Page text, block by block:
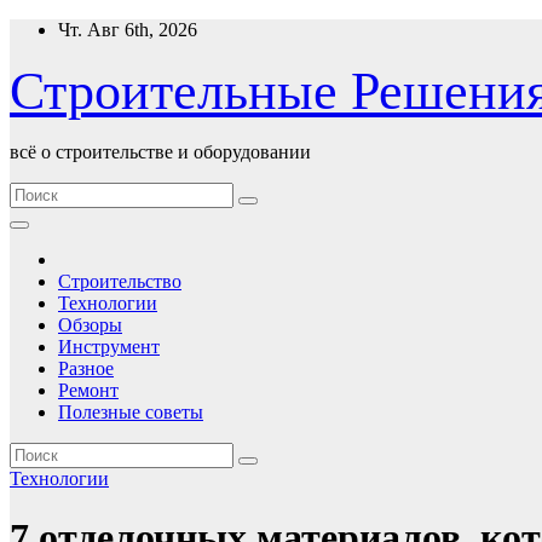
Перейти
содержимому
Чт. Авг 6th, 2026
Строительные
всё о строительстве и оборудовании
Строительство
Технологии
Обзоры
Инструмент
Разное
Ремонт
Полезные советы
Технологии